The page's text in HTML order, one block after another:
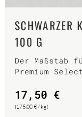
SCHWARZER
100 G
Der
Premium
17,50 €
(175,00 €/ kg)